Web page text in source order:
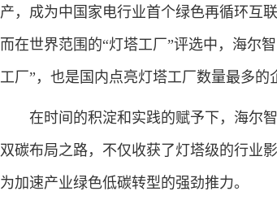
产，成为中国家电行业首个绿色再循环互
而在世界范围的“灯塔工厂”评选中，海尔
工厂”，也是国内点亮灯塔工厂数量最多的
在时间的积淀和实践的赋予下，海尔智
双碳布局之路，不仅收获了灯塔级的行业
为加速产业绿色低碳转型的强劲推力。